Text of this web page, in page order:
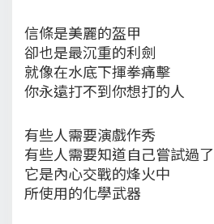
信條是美麗的盔甲
卻也是最沉重的利劍
就像在水底下揮拳痛擊
你永遠打不到你想打的人
有些人需要演戲作秀
有些人需要知道自己嘗試過了
它是內心交戰的烽火中
所使用的化學武器